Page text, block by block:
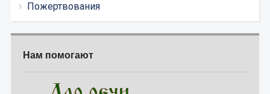
Пожертвования
Нам помогают